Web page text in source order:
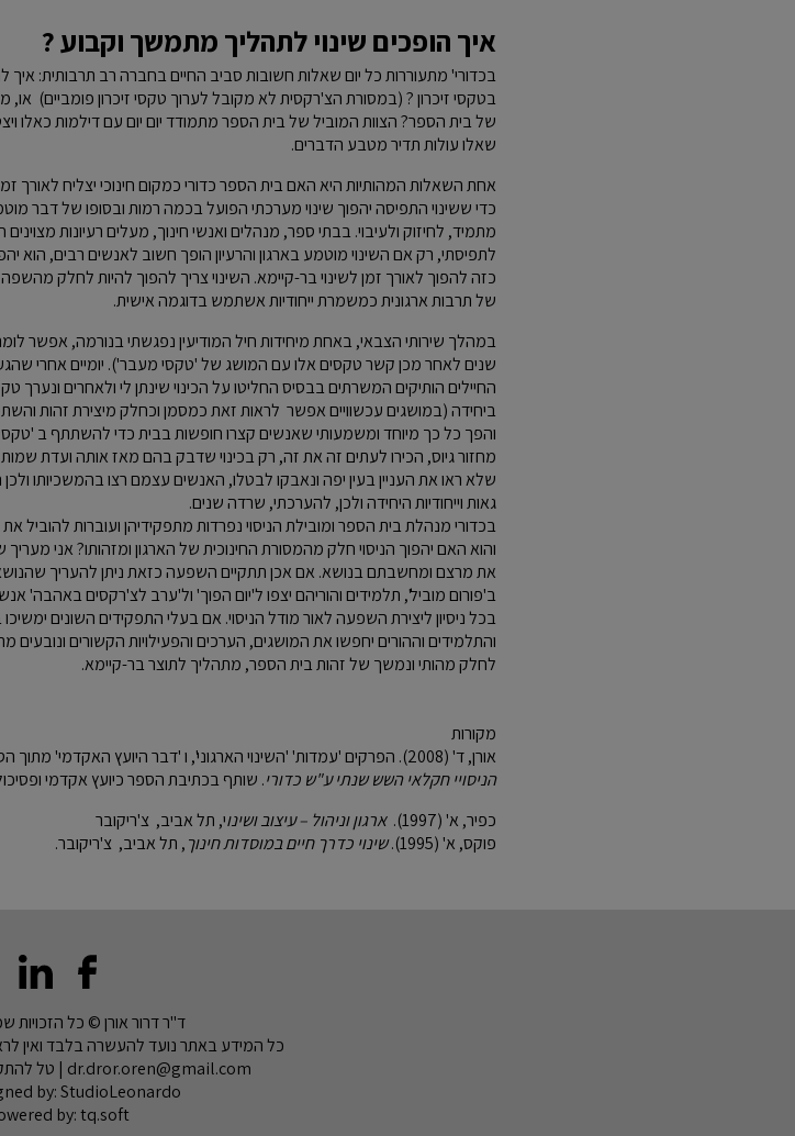
איך הופכים שינוי לתהליך מתמשך וקבוע ?
בכדורי' מתעוררות כל יום שאלות חשובות סביב החיים בחברה רב תרבותית:
בטקסי זיכרון ? (במסורת הצ'רקסית לא מקובל לערוך טקסי זיכרון פומביים)
של בית הספר? הצוות המוביל של בית הספר מתמודד יום יום עם דילמות כאלו
שאלו עולות תדיר מטבע הדברים.
אחת השאלות המהותיות היא האם בית הספר כדורי כמקום חינוכי יצליח לאורך
כדי ששינוי התפיסה יהפוך שינוי מערכתי הפועל בכמה רמות ובסופו של דבר
מתמיד, לחיזוק ולעיבוי. בבתי ספר, מנהלים ואנשי חינוך, מעלים רעיונות
לתפיסתי, רק אם השינוי מוטמע בארגון והרעיון הופך חשוב לאנשים רבים, הוא
כזה להפוך לאורך זמן לשינוי בר-קיימא. השינוי צריך להפוך להיות לחלק
של תרבות ארגונית כמשמרת ייחודיות אשתמש בדוגמה אישית.
במהלך שירותי הצבאי, באחת מיחידות חיל המודיעין נפגשתי בנורמה, אפשר
שנים לאחר מכן קשר טקסים אלו עם המושג של 'טקסי מעבר'). יומיים אחרי
החיילים הותיקים המשרתים בבסיס החליטו על הכינוי שינתן לי ולאחרים ונערך
ביחידה (במושגים עכשוויים אפשר לראות זאת כמסמן וכחלק מיצירת זהות
והפך כל כך מיוחד ומשמעותי שאנשים קצרו חופשות בבית כדי להשתתף ב
מחזור גיוס, הכירו לעתים זה את זה, רק בכינוי שדבק בהם מאז אותה ועדת
שלא ראו את העניין בעין יפה ונאבקו לבטלו, האנשים עצמם רצו בהמשכיותו
גאות וייחודיות היחידה ולכן, להערכתי, שרדה שנים.
בכדורי מנהלת בית הספר ומובילת הניסוי נפרדות מתפקידיהן ועוברות
והוא האם יהפוך הניסוי חלק מהמסורת החינוכית של הארגון ומזהותו? אני מעריך
את מרצם ומחשבתם בנושא. אם אכן תתקיים השפעה כזאת ניתן להעריך שהנושאים
ב'פורום מוביל', תלמידים והוריהם יצפו ל'יום הפוך' ול'ערב לצ'רקסים באהבה'
בכל ניסיון ליצירת השפעה לאור מודל הניסוי. אם בעלי התפקידים השונים
והתלמידים וההורים יחפשו את המושגים, הערכים והפעילויות הקשורים ונובעים
לחלק מהותי ונמשך של זהות בית הספר, מתהליך לתוצר בר-קיימא.
מקורות
אורן, ד' (2008). הפרקים 'עמדות' 'השינוי הארגוני', ו 'דבר היועץ האקדמי' מתוך הספר
הניסויי חקלאי השש שנתי ע"ש כדורי. שותף בכתיבת הספר כיועץ אקדמי
כפיר, א' (1997).
ארגון וניהול – עיצוב ושינוי, תל אביב, צ'ריקובר
פוקס, א' (1995).
שינוי כדרך חיים במוסדות חינוך, תל אביב, צ'ריקובר.
ד"ר דרור אורן © כל הזכויות
כל המידע באתר נועד להעשרה בלבד ואין
dr.dror.oren@gmail.com | טל
by:StudioLeonardo
by:tq.soft